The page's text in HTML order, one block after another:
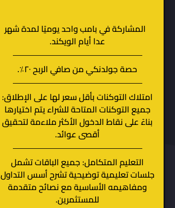
المشاركة في بامب واحد يوميًا لمدة شهر
عدا أيام الويكند.
حصة جولدنكي من صافي الربح ٢٠٪.
امتلاك التوكنات بأقل سعر لها على الإطلاق:
جميع التوكنات المتاحة للشراء يتم اختيارها
بناءً على نقاط الدخول الأكثر ملاءمة لتحقيق
أقصى عوائد.
التعليم المتكامل: جميع الباقات تشمل
جلسات تعليمية توضيحية تشرح أسس التداول
ومفاهيمه الأساسية مع نصائح متقدمة
للمستثمرين.